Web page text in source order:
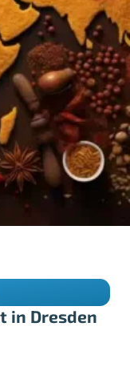
in Dresden